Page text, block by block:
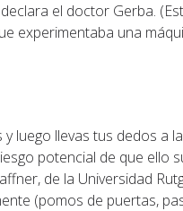
el doctor Gerba.
experimentaba una
luego llevas tus dedos a
potencial de que ello
de la Universidad
(pomos de puertas,